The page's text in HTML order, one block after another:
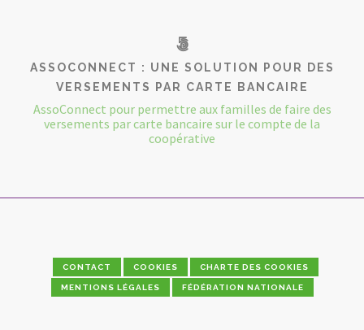
ASSOCONNECT : UNE SOLUTION POUR DES
VERSEMENTS PAR CARTE BANCAIRE
AssoConnect pour permettre aux familles de faire des
versements par carte bancaire sur le compte de la
coopérative
CONTACT COOKIES CHARTE DES COOKIES
MENTIONS LÉGALES FÉDÉRATION NATIONALE